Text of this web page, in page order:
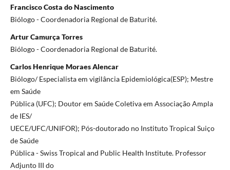
Francisco Costa do Nascimento
Biólogo - Coordenadoria Regional de Baturité.
Artur Camurça Torres
Biólogo - Coordenadoria Regional de Baturité.
Carlos Henrique Moraes Alencar
Biólogo/ Especialista em vigilância Epidemiológica(ESP); Mestre
em Saúde
Pública (UFC); Doutor em Saúde Coletiva em Associação Ampla
de IES/
UECE/UFC/UNIFOR); Pós-doutorado no Instituto Tropical Suiço
de Saúde
Pública - Swiss Tropical and Public Health Institute. Professor
Adjunto III do